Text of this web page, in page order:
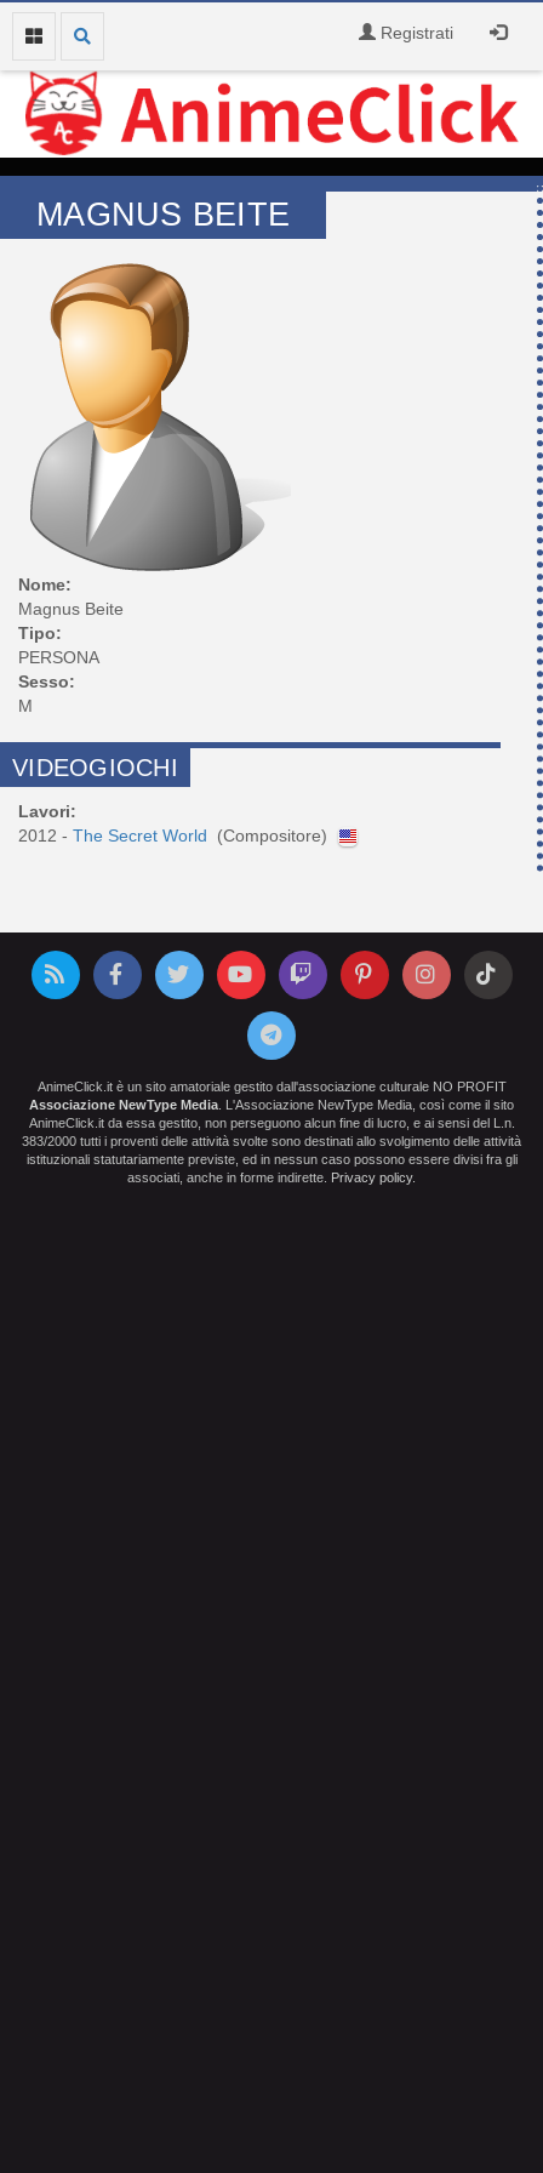
Registrati
MAGNUS BEITE
Nome:
Magnus Beite
Tipo:
PERSONA
Sesso:
M
VIDEOGIOCHI
Lavori:
2012 - The Secret World (Compositore)
AnimeClick.it è un sito amatoriale gestito dall'associazione culturale NO PROFIT
Associazione NewType Media . L'Associazione NewType Media, così come il sito
AnimeClick.it da essa gestito, non perseguono alcun fine di lucro, e ai sensi del L.n.
383/2000 tutti i proventi delle attività svolte sono destinati allo svolgimento delle attività
istituzionali statutariamente previste, ed in nessun caso possono essere divisi fra gli
associati, anche in forme indirette. Privacy policy.